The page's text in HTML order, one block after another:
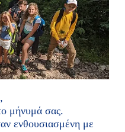
μήνυμά σας.
ενθουσιασμένη με